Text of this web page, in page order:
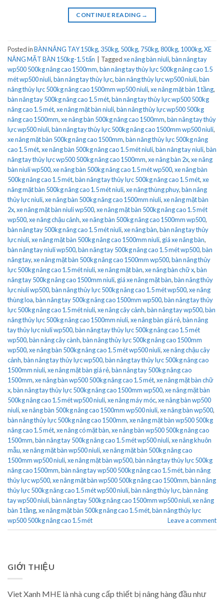
CONTINUE READING →
Posted inBÀN NÂNG TAY 150kg, 350kg, 500kg, 750kg, 800kg, 1000kg,XE
NÂNG MẶT BÀN 150kg-1.5 tấn
Taggedxe nâng bàn niuli,bàn nâng tay
wp500 500kg nâng cao 1500mm,bàn nâng tay thủy lực 500kg nâng cao 1.5
mét wp500 niuli,bàn nâng tay thủy lực,bàn nâng thủy lực wp500 niuli,bàn
nâng thủy lực 500kg nâng cao 1500mm wp500 niuli,xe nâng mặt bàn 1 tầng,
bàn nâng tay 500kg nâng cao 1.5 mét,bàn nâng tay thủy lực wp500 500kg
nâng cao 1.5 mét,xe nâng mặt bàn niuli,bàn nâng thủy lực wp500 500kg
nâng cao 1500mm,xe nâng bàn 500kg nâng cao 1500mm,bàn nâng tay thủy
lực wp500 niuli,bàn nâng tay thủy lực 500kg nâng cao 1500mm wp500 niuli,
xe nâng mặt bàn 500kg nâng cao 1500mm,bàn nâng thủy lực 500kg nâng
cao 1.5 mét,xe nâng bàn 500kg nâng cao 1.5 mét niuli,bàn nâng tay niuli,bàn
nâng tay thủy lực wp500 500kg nâng cao 1500mm,xe nâng bàn 2x,xe nâng
bàn niuli wp500,xe nâng bàn 500kg nâng cao 1.5 mét wp500,xe nâng bàn
500kg nâng cao 1.5 mét,bàn nâng tay thủy lực 500kg nâng cao 1.5 mét,xe
nâng mặt bàn 500kg nâng cao 1.5 mét niuli,xe nâng thùng phuy,bàn nâng
thủy lực niuli,xe nâng bàn 500kg nâng cao 1500mm niuli,xe nâng mặt bàn
2x,xe nâng mặt bàn niuli wp500,xe nâng mặt bàn 500kg nâng cao 1.5 mét
wp500,xe nâng chậu cảnh,xe nâng bàn 500kg nâng cao 1500mm wp500,
bàn nâng tay 500kg nâng cao 1.5 mét niuli,xe nâng bàn,bàn nâng tay thủy
lực niuli,xe nâng mặt bàn 500kg nâng cao 1500mm niuli, giá xe nâng bàn,
bàn nâng tay niuli wp500,bàn nâng tay 500kg nâng cao 1.5 mét wp500,bàn
nâng tay,xe nâng mặt bàn 500kg nâng cao 1500mm wp500,bàn nâng thủy
lực 500kg nâng cao 1.5 mét niuli,xe nâng mặt bàn,xe nâng bàn chữ x,bàn
nâng tay 500kg nâng cao 1500mm niuli, giá xe nâng mặt bàn,bàn nâng thủy
lực niuli wp500,bàn nâng thủy lực 500kg nâng cao 1.5 mét wp500,xe nâng
thùng loa,bàn nâng tay 500kg nâng cao 1500mm wp500,bàn nâng tay thủy
lực 500kg nâng cao 1.5 mét niuli,xe nâng cây cảnh,bàn nâng tay wp500,bàn
nâng thủy lực 500kg nâng cao 1500mm niuli,xe nâng bàn giá rẻ,bàn nâng
tay thủy lực niuli wp500,bàn nâng tay thủy lực 500kg nâng cao 1.5 mét
wp500,bàn nâng cây cành,bàn nâng thủy lực 500kg nâng cao 1500mm
wp500,xe nâng bàn 500kg nâng cao 1.5 mét wp500 niuli,xe nâng chậu cây
cảnh,bàn nâng tay thủy lực wp500,bàn nâng tay thủy lực 500kg nâng cao
1500mm niuli,xe nâng mặt bàn giá rẻ,bàn nâng tay 500kg nâng cao
1500mm,xe nâng bàn wp500 500kg nâng cao 1.5 mét,xe nâng mặt bàn chữ
x,bàn nâng tay thủy lực 500kg nâng cao 1500mm wp500,xe nâng mặt bàn
500kg nâng cao 1.5 mét wp500 niuli,xe nâng máy móc,xe nâng bàn wp500
niuli,xe nâng bàn 500kg nâng cao 1500mm wp500 niuli,xe nâng bàn wp500,
bàn nâng thủy lực 500kg nâng cao 1500mm,xe nâng mặt bàn wp500 500kg
nâng cao 1.5 mét,xe nâng có mặt bàn,xe nâng bàn wp500 500kg nâng cao
1500mm,bàn nâng tay 500kg nâng cao 1.5 mét wp500 niuli,xe nâng khuôn
mẫu,xe nâng mặt bàn wp500 niuli,xe nâng mặt bàn 500kg nâng cao
1500mm wp500 niuli,xe nâng mặt bàn wp500,bàn nâng tay thủy lực 500kg
nâng cao 1500mm,bàn nâng tay wp500 500kg nâng cao 1.5 mét,bàn nâng
thủy lực wp500,xe nâng mặt bàn wp500 500kg nâng cao 1500mm,bàn nâng
thủy lực 500kg nâng cao 1.5 mét wp500 niuli,bàn nâng thủy lực,bàn nâng
tay wp500 niuli,bàn nâng tay 500kg nâng cao 1500mm wp500 niuli,xe nâng
bàn 1 tầng,xe nâng mặt bàn 500kg nâng cao 1.5 mét,bàn nâng thủy lực
wp500 500kg nâng cao 1.5 mét
Leave a comment
GIỚI THIỆU
Viet Xanh MHE là nhà cung cấp thiết bị nâng hàng đầu như